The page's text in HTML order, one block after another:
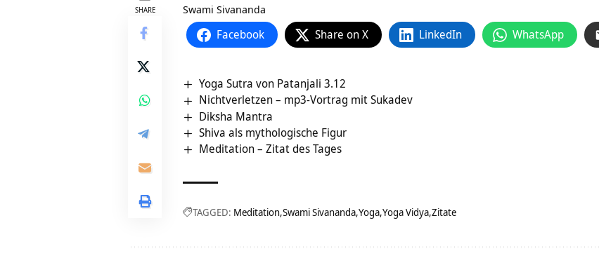
SHARE
Swami Sivananda
Facebook Share on X LinkedIn WhatsApp
Yoga Sutra von Patanjali 3.12
Nichtverletzen – mp3-Vortrag mit Sukadev
Diksha Mantra
Shiva als mythologische Figur
Meditation – Zitat des Tages
TAGGED: Meditation Swami Sivananda Yoga Yoga Vidya Zitate